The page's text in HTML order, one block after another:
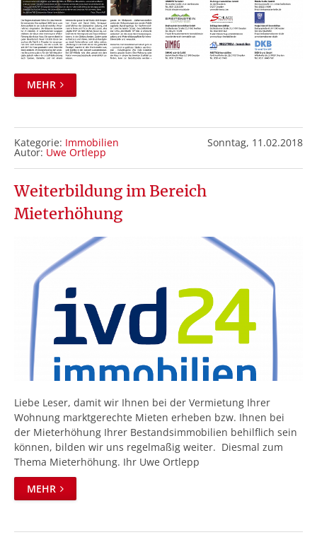
MEHR
Sonntag, 11.02.2018
Kategorie: Immobilien
Autor: Uwe Ortlepp
Weiterbildung im Bereich
Mieterhöhung
Liebe Leser, damit wir Ihnen bei der Vermietung Ihrer
Wohnung marktgerechte Mieten erheben bzw. Ihnen bei
der Mieterhöhung Ihrer Bestandsimmobilien behilflich sein
können, bilden wir uns regelmaßig weiter. Diesmal zum
Thema Mieterhöhung. Ihr Uwe Ortlepp
MEHR